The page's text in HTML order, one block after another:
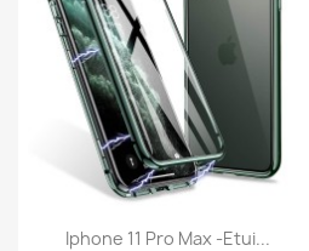
Aperçu rapide
Iphone 11 Pro Max -Etui...